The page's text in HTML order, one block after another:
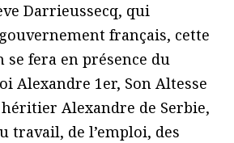
Darrieussecq, qui
français, cette
fera en présence du
Alexandre 1er, Son Altesse
Alexandre de Serbie,
travail, de l’emploi, des